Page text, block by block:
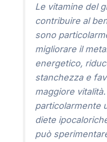
Le vitamine del
contribuire al
sono
migliorare il
energetico,
stanchezza e
maggiore
particolarmente
diete
può